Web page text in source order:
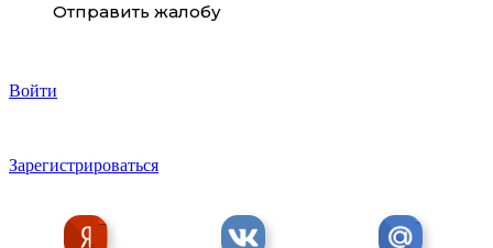
Отправить жалобу
Войти
Зарегистрироваться